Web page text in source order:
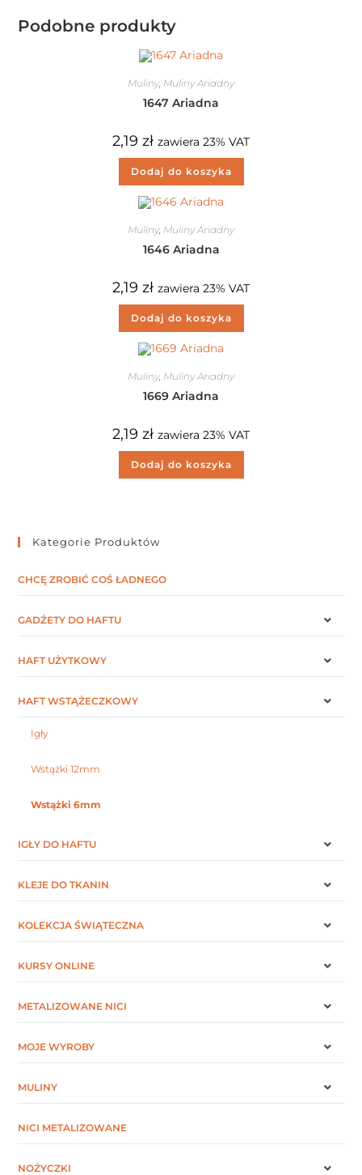
Podobne produkty
Muliny, Muliny Ariadny
1647 Ariadna
2,19 zł zawiera 23% VAT
Dodaj do koszyka
Muliny, Muliny Ariadny
1646 Ariadna
2,19 zł zawiera 23% VAT
Dodaj do koszyka
Muliny, Muliny Ariadny
1669 Ariadna
2,19 zł zawiera 23% VAT
Dodaj do koszyka
Kategorie Produktów
CHCĘ ZROBIĆ COŚ ŁADNEGO
GADŻETY DO HAFTU
HAFT UŻYTKOWY
HAFT WSTĄŻECZKOWY
Igły
Wstążki 12mm
Wstążki 6mm
IGŁY DO HAFTU
KLEJE DO TKANIN
KOLEKCJA ŚWIĄTECZNA
KURSY ONLINE
METALIZOWANE NICI
MOJE WYROBY
MULINY
NICI METALIZOWANE
NOŻYCZKI